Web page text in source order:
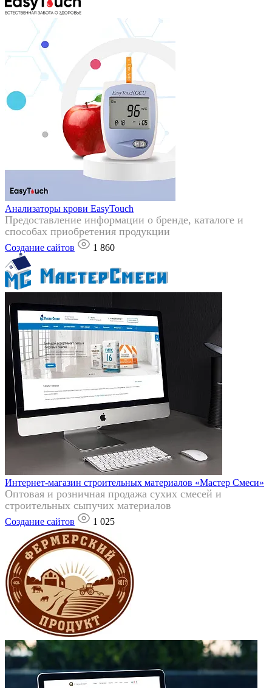
Анализаторы крови EasyTouch
Предоставление информации о бренде, каталоге и
способах приобретения продукции
Создание сайтов 1 860
Интернет-магазин строительных материалов «Мастер Смеси»
Оптовая и розничная продажа сухих смесей и
строительных сыпучих материалов
Создание сайтов 1 025